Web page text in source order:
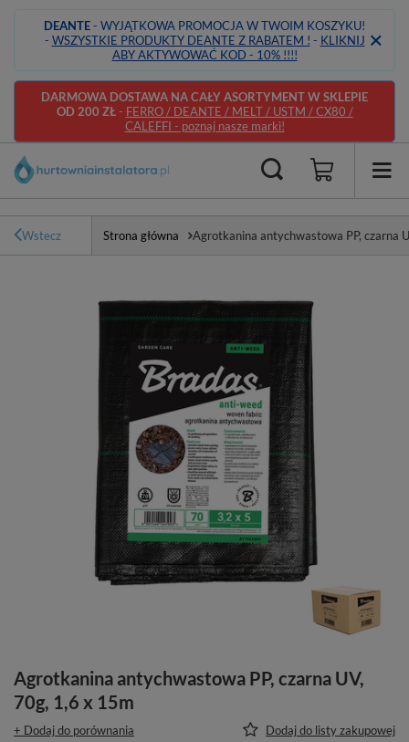
DEANTE- WYJĄTKOWA PROMOCJA W TWOIM KOSZYKU!
- WSZYSTKIE PRODUKTY DEANTE Z RABATEM ! - KLIKNIJ
ABY AKTYWOWAĆ KOD - 10% !!!!
DARMOWA DOSTAWA NA CAŁY ASORTYMENT W SKLEPIE
OD 200 ZŁ- FERRO / DEANTE / MELT / USTM / CX80 /
CALEFFI - poznaj nasze marki!
Wstecz Strona główna Agrotkanina antychwastowa PP, czarna
Agrotkanina antychwastowa PP, czarna UV,
70g, 1,6 x 15m
+ Dodaj do porównania Dodaj do listy zakupowej